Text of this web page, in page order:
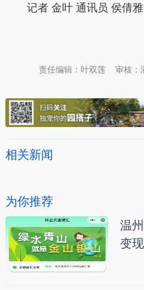
记者 金叶 通讯员 侯倩
审核：
责任编辑：叶双莲
相关新闻
为你推荐
温
变现